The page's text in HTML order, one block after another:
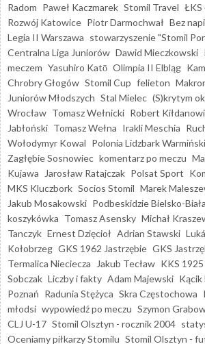
Radom Paweł Kaczmarek Stomil Travel ŁKS
Rozwój Katowice Piotr Darmochwał Bez
Legia II Warszawa stowarzyszenie "Stomil
Centralna Liga Juniorów Dawid Mieczkowski
meczem Yasuhiro Katō Olimpia II Elbląg
Chrobry Głogów Stomil Cup felieton
Juniorów Młodszych Stal Mielec (S)krytym
Wrocław Tomasz Wełnicki Robert
Jabłoński Tomasz Wełna Irakli Meschia
Wołodymyr Kowal Polonia Lidzbark Warmiński
Zagłębie Sosnowiec komentarz po meczu
Kujawa
Jarosław Ratajczak Polsat Sport
MKS Kluczbork Socios Stomil Marek
Jakub Mosakowski Podbeskidzie Bielsko-Biała
koszykówka Tomasz Asensky Michał
Tanczyk Ernest Dzięcioł Adrian Stawski
Kołobrzeg GKS 1962 Jastrzębie GKS
Termalica Nieciecza
Jakub Tecław KKS
Sobczak Liczby i fakty Adam Majewski Kącik
Poznań Radunia Stężyca Skra Częstochowa
młodsi wypowiedź po meczu Szymon
CLJ U-17 Stomil Olsztyn - rocznik 2004
Oceniamy piłkarzy Stomilu Stomil Olsztyn -